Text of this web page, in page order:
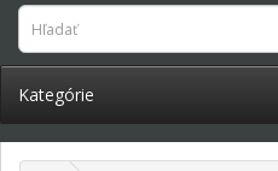
Kategórie